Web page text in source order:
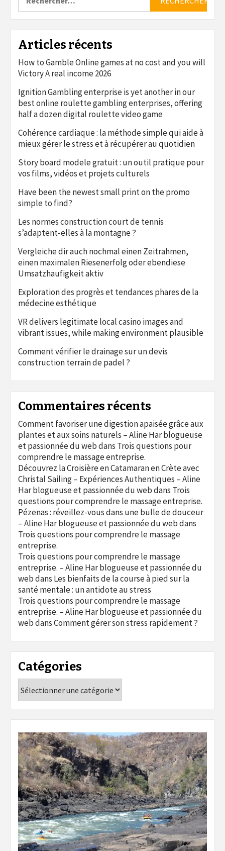
Articles récents
How to Gamble Online games at no cost and you will
Victory A real income 2026
Ignition Gambling enterprise is yet another in our
best online roulette gambling enterprises, offering
half a dozen digital roulette video game
Cohérence cardiaque : la méthode simple qui aide à
mieux gérer le stress et à récupérer au quotidien
Story board modele gratuit : un outil pratique pour
vos films, vidéos et projets culturels
Have been the newest small print on the promo
simple to find?
Les normes construction court de tennis
s’adaptent-elles à la montagne ?
Vergleiche dir auch nochmal einen Zeitrahmen,
einen maximalen Riesenerfolg oder ebendiese
Umsatzhaufigkeit aktiv
Exploration des progrès et tendances phares de la
médecine esthétique
VR delivers legitimate local casino images and
vibrant issues, while making environment plausible
Comment vérifier le drainage sur un devis
construction terrain de padel ?
Commentaires récents
Comment favoriser une digestion apaisée grâce aux
plantes et aux soins naturels – Aline Har blogueuse
et passionnée du webdans Trois questions pour
comprendre le massage entreprise.
Découvrez la Croisière en Catamaran en Crète avec
Christal Sailing – Expériences Authentiques – Aline
Har blogueuse et passionnée du webdans Trois
questions pour comprendre le massage entreprise.
Pézenas : réveillez-vous dans une bulle de douceur
– Aline Har blogueuse et passionnée du webdans
Trois questions pour comprendre le massage
entreprise.
Trois questions pour comprendre le massage
entreprise. – Aline Har blogueuse et passionnée du
webdans Les bienfaits de la course à pied sur la
santé mentale : un antidote au stress
Trois questions pour comprendre le massage
entreprise. – Aline Har blogueuse et passionnée du
webdansComment gérer son stress rapidement ?
Catégories